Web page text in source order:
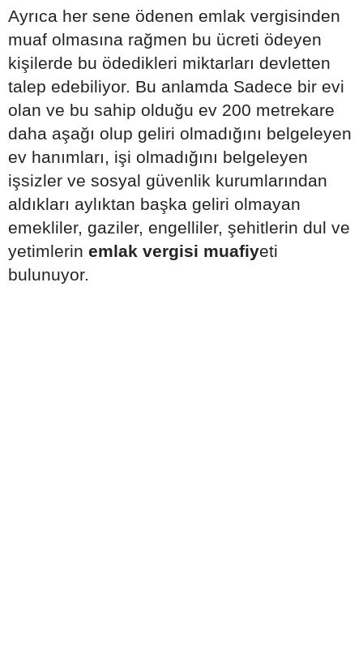
Ayrıca her sene ödenen emlak vergisinden
muaf olmasına rağmen bu ücreti ödeyen
kişilerde bu ödedikleri miktarları devletten
talep edebiliyor. Bu anlamda Sadece bir evi
olan ve bu sahip olduğu ev 200 metrekare
daha aşağı olup geliri olmadığını belgeleyen
ev hanımları, işi olmadığını belgeleyen
işsizler ve sosyal güvenlik kurumlarından
aldıkları aylıktan başka geliri olmayan
emekliler, gaziler, engelliler, şehitlerin dul ve
yetimlerin emlak vergisi muafiyeti
bulunuyor.